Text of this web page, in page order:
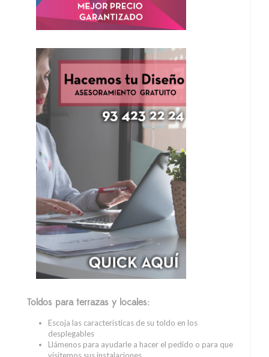
Toldos para terrazas y locales:
Escoja las características de su toldo en los
desplegables
Llámenos para ayudarle a hacer el pedido o para que